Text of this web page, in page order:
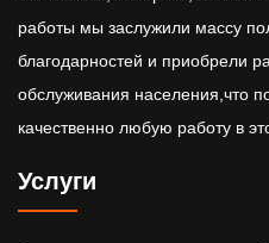
работы мы заслужили массу
благодарностей и приобрели
обслуживания населения,что
качественно любую работу в
Услуги